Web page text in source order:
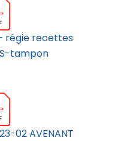
régie recettes
tampon
02 AVENANT